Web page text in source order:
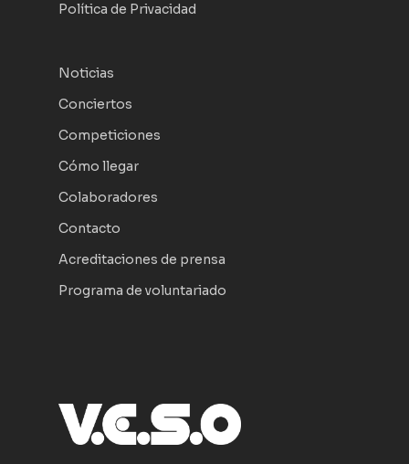
Política de Privacidad
Noticias
Conciertos
Competiciones
Cómo llegar
Colaboradores
Contacto
Acreditaciones de prensa
Programa de voluntariado